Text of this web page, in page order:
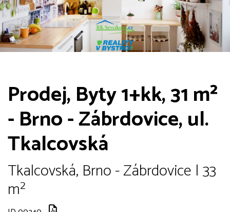
Prodej, Byty 1+kk, 31 m²
- Brno - Zábrdovice, ul.
Tkalcovská
Tkalcovská, Brno - Zábrdovice | 33
m²